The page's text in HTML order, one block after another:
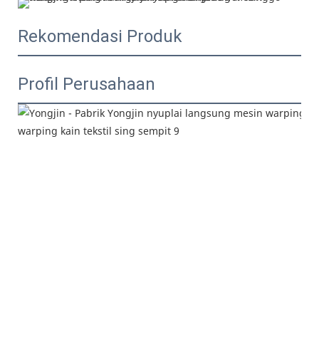
Rekomendasi Produk
Profil Perusahaan